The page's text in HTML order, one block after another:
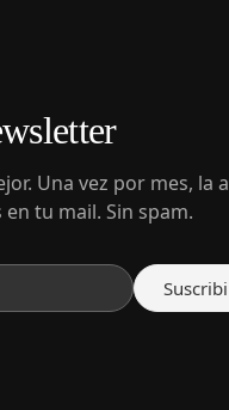
Una vez por mes, la
en tu mail. Sin spam.